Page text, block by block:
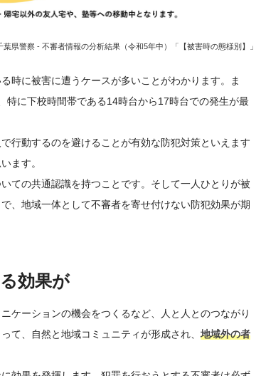
葉県警察 - 不審者情報の分析結果（令和5年中）「【被害時の態様別】」
時に被害に遭うケースが多いことがわかります。ま
特に下校時間帯である14時台から17時台での発生が最
行動するのを避けることが有効な防犯対策といえます
ます。
ての共通認識を持つことです。そして一人ひとりが被
、地域一体として不審者を寄せ付けない防犯効果が期
効果が
ケーションの機会をつくるなど、人と人とのつながり
て、自然と地域コミュニティが形成され、 地域外の者